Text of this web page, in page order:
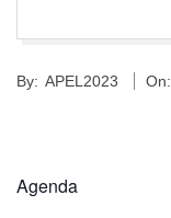
By: APEL2023 On:
Agenda